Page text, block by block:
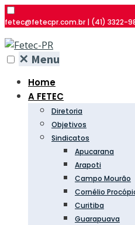
fetec@fetecpr.com.br | (41) 3322-
✕ Menu
Home
A FETEC
Diretoria
Objetivos
Sindicatos
Apucarana
Arapoti
Campo Mourão
Cornélio
Curitiba
Guarapuava